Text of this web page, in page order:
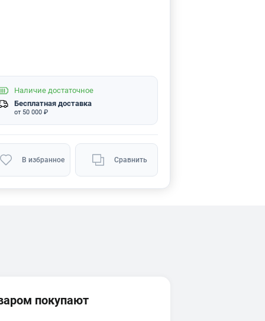
Наличие достаточное
Бесплатная доставка
от 50 000 ₽
В избранное Сравнить
покупают